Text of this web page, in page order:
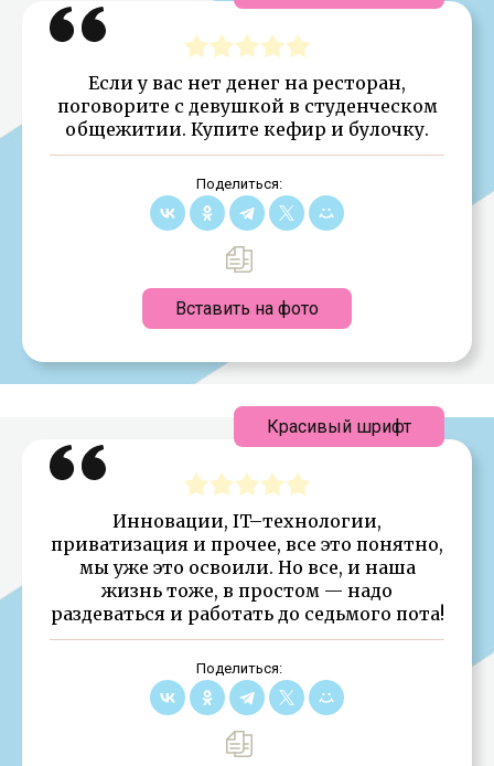
Если у вас нет денег на ресторан,
поговорите с девушкой в студенческом
общежитии. Купите кефир и булочку.
Поделиться:
Вставить на фото
Инновации, IT–технологии,
приватизация и прочее, все это понятно,
мы уже это освоили. Но все, и наша
жизнь тоже, в простом — надо
раздеваться и работать до седьмого пота!
Поделиться:
Красивый шрифт